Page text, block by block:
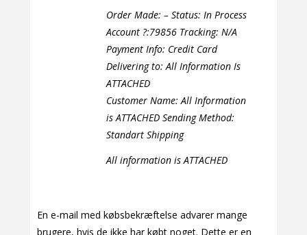
Order Made: – Status: In Process
Account ?:79856 Tracking: N/A
Payment Info: Credit Card
Delivering to: All Information Is
ATTACHED
Customer Name: All Information
is ATTACHED Sending Method:
Standart Shipping
All information is ATTACHED
En e-mail med købsbekræftelse advarer mange
brugere, hvis de ikke har købt noget. Dette er en